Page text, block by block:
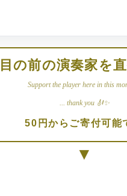
目の前の演奏家を
Support the player here in this
... thank you 🎻✨
50円からご寄付可能
▼